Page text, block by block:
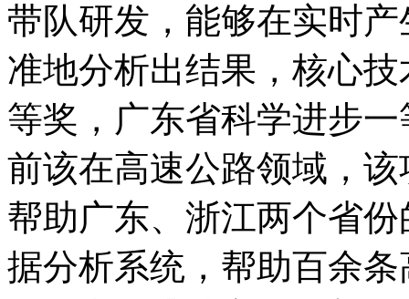
带队研发，能够在实时
准地分析出结果，核心
等奖，广东省科学进步
前该在高速公路领域，
帮助广东、浙江两个省
据分析系统，帮助百余